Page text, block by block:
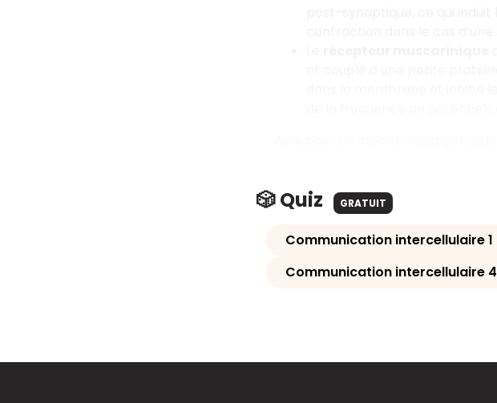
🎲 Quiz GRATUIT
Communication intercellulaire 1
Communication intercellulaire 4